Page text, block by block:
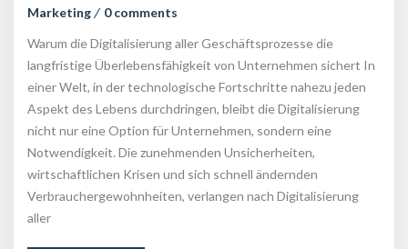
Marketing
0 comment
Warum die Digitalisierung aller Geschäftsprozesse die
langfristige Überlebensfähigkeit von Unternehmen sichert In
einer Welt, in der technologische Fortschritte nahezu jeden
Aspekt des Lebens durchdringen, bleibt die Digitalisierung
nicht nur eine Option für Unternehmen, sondern eine
Notwendigkeit. Die zunehmenden Unsicherheiten,
wirtschaftlichen Krisen und sich schnell ändernden
Verbrauchergewohnheiten, verlangen nach Digitalisierung
aller